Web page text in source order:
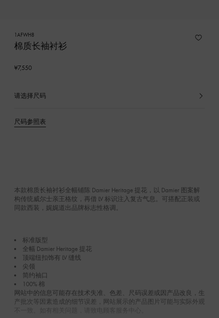
1AFWH8
棉质长袖衬衫
¥7,550
请选择尺码
已
品
尺码参照表
本款棉质长袖衬衫全幅铺陈 Damier Heritage 提花，以 Damier 图案解
构传统威尔士亲王格纹，再借 LV 标识注入复古气息。可搭配正装或
同款西装，娓娓道出品牌标志性格调。
标准版型
全幅 Damier Heritage 提花
顶端纽扣饰有 LV 缝线
尖领
简约袖口
100% 棉
网站中的信息可能存在技术失准、色差、尺码误差或因产品改良，生
产批次等因素造成的细节误差，网站展示的产品图片可能与实际外观
不一致。如有相关问题，请致电顾客服务中心。